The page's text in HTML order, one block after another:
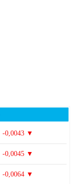
-0,0043 ▼
-0,0045 ▼
-0,0064 ▼